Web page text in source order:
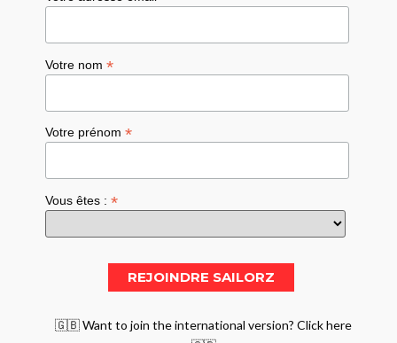
Votre nom*
Votre prénom*
Vous êtes :*
🇬🇧 Want to join the international version? Click here